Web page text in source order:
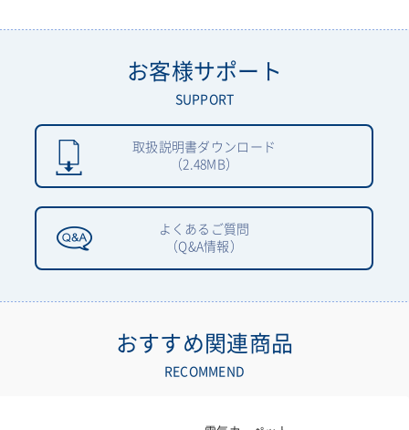
お客様サポート
SUPPORT
取扱説明書ダウンロード
（2.48MB）
よくあるご質問
（Q&A情報）
おすすめ関連商品
RECOMMEND